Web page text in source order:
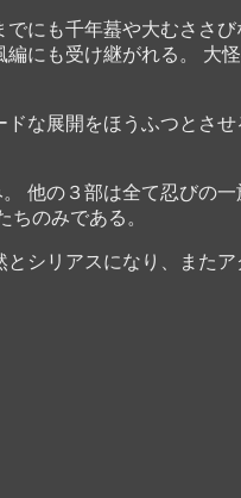
にも千年蟇や大むささ
にも受け継がれる。 大
な展開をほうふつとさ
他の３部は全て忍びの
のみである。
シリアスになり、またア